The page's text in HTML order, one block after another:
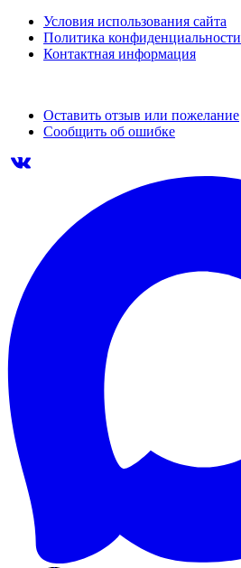
Условия использования сайта
Политика конфиденциальности
Контактная информация
Оставить отзыв или пожелание
Сообщить об ошибке